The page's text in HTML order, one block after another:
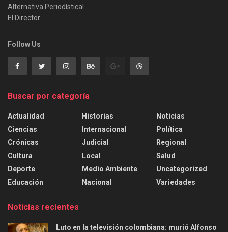
Alternativa Periodística!
El Director
Follow Us
Buscar por categoría
Actualidad
Ciencias
Crónicas
Cultura
Deporte
Educación
Historias
Internacional
Judicial
Local
Medio Ambiente
Nacional
Noticias
Política
Regional
Salud
Uncategorized
Variedades
Noticias recientes
Luto en la televisión colombiana: murió Alfonso